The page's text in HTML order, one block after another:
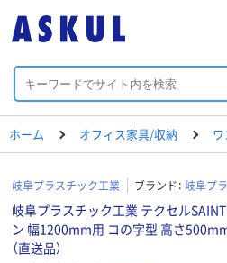
ホーム オフィス家具/収納
岐阜プラスチック工業 ブランド： 岐阜プ
岐阜プラスチック工業 テクセル
ン 幅1200mm用 コの字型 高さ
（直送品）